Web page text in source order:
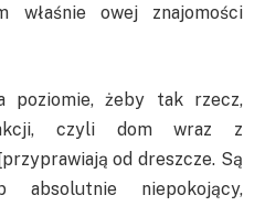
właśnie owej znajomości
poziomie, żeby tak rzecz,
czyli dom wraz z
od dreszcze. Są
absolutnie niepokojący,